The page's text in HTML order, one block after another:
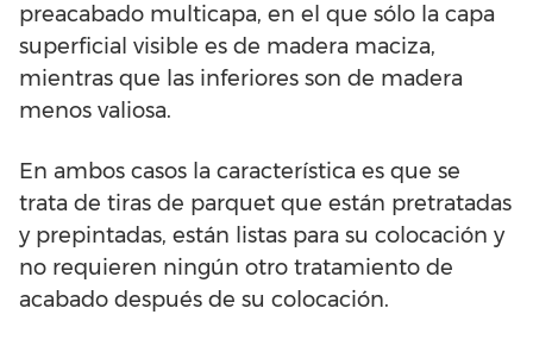
preacabado multicapa, en el que sólo la capa
superficial visible es de madera maciza,
mientras que las inferiores son de madera
menos valiosa.
En ambos casos la característica es que se
trata de tiras de parquet que están pretratadas
y prepintadas, están listas para su colocación y
no requieren ningún otro tratamiento de
acabado después de su colocación.